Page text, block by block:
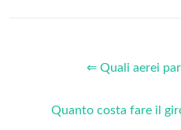
⇐ Quali aerei
Quanto costa fare il